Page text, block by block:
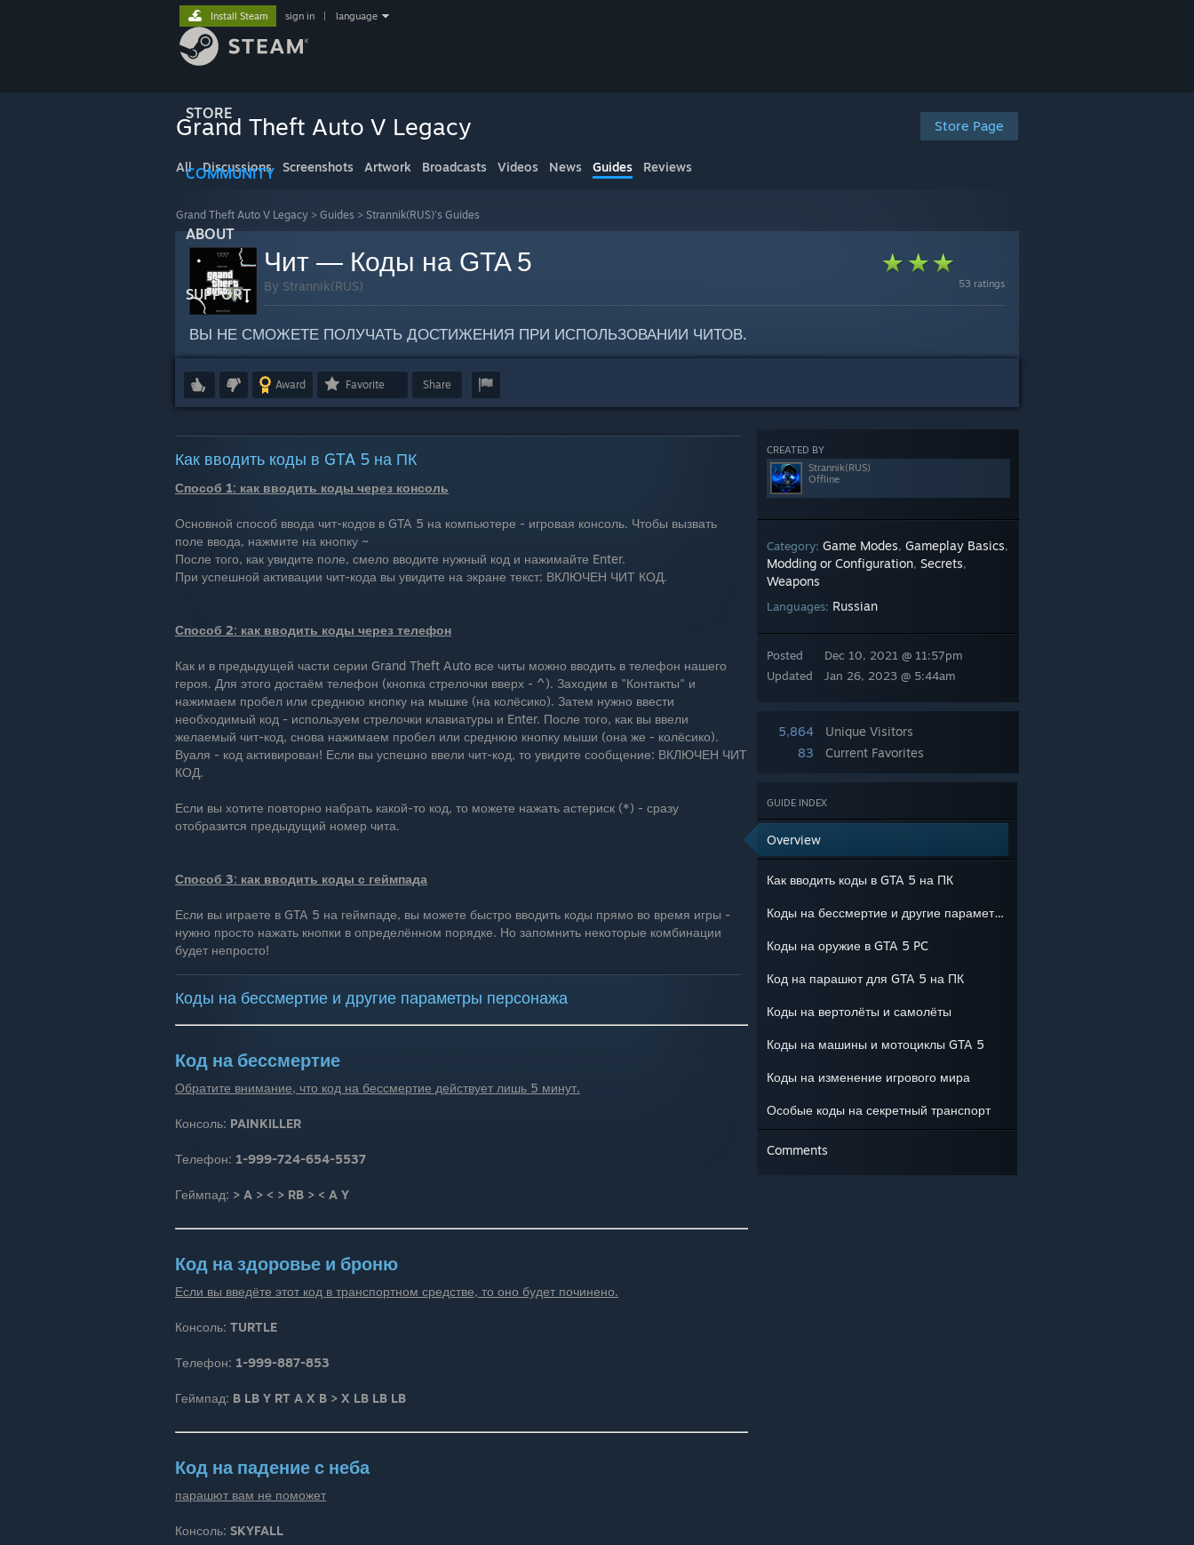
STORE
COMMUNITY
ABOUT
SUPPORT
Install Steam sign in language
Store Page
Grand Theft Auto V Legacy
All Discussions Screenshots Artwork Broadcasts Videos News Guides Reviews
Grand Theft Auto V Legacy > Guides > Strannik(RUS)'s Guides
53 ratings
Чит — Коды на GTA 5
By Strannik(RUS)
ВЫ НЕ СМОЖЕТЕ ПОЛУЧАТЬ ДОСТИЖЕНИЯ ПРИ ИСПОЛЬЗОВАНИИ ЧИТОВ.
Award Favorite Share
CREATED BY
Strannik(RUS)
Offline
Category: Game Modes, Gameplay Basics,
Modding or Configuration, Secrets,
Weapons
Languages: Russian
Posted
Updated
Dec 10, 2021 @ 11:57pm
Jan 26, 2023 @ 5:44am
5,864
Unique Visitors
83
Current Favorites
GUIDE INDEX
Overview
Как вводить коды в GTA 5 на ПК
Коды на бессмертие и другие параметры персонажа
Коды на оружие в GTA 5 PC
Код на парашют для GTA 5 на ПК
Коды на вертолёты и самолёты
Коды на машины и мотоциклы GTA 5
Коды на изменение игрового мира
Особые коды на секретный транспорт
Comments
Как вводить коды в GTA 5 на ПК
Способ 1: как вводить коды через консоль
Основной способ ввода чит-кодов в GTA 5 на компьютере - игровая консоль. Чтобы вызвать
поле ввода, нажмите на кнопку ~
После того, как увидите поле, смело вводите нужный код и нажимайте Enter.
При успешной активации чит-кода вы увидите на экране текст: ВКЛЮЧЕН ЧИТ КОД.
Способ 2: как вводить коды через телефон
Как и в предыдущей части серии Grand Theft Auto все читы можно вводить в телефон нашего
героя. Для этого достаём телефон (кнопка стрелочки вверх - ^). Заходим в "Контакты" и
нажимаем пробел или среднюю кнопку на мышке (на колёсико). Затем нужно ввести
необходимый код - используем стрелочки клавиатуры и Enter. После того, как вы ввели
желаемый чит-код, снова нажимаем пробел или среднюю кнопку мыши (она же - колёсико).
Вуаля - код активирован! Если вы успешно ввели чит-код, то увидите сообщение: ВКЛЮЧЕН ЧИТ
КОД.
Если вы хотите повторно набрать какой-то код, то можете нажать астериск (*) - сразу
отобразится предыдущий номер чита.
Способ 3: как вводить коды с геймпада
Если вы играете в GTA 5 на геймпаде, вы можете быстро вводить коды прямо во время игры -
нужно просто нажать кнопки в определённом порядке. Но запомнить некоторые комбинации
будет непросто!
Коды на бессмертие и другие параметры персонажа
Код на бессмертие
Обратите внимание, что код на бессмертие действует лишь 5 минут.
Консоль: PAINKILLER
Телефон: 1-999-724-654-5537
Геймпад: > A > < > RB > < A Y
Код на здоровье и броню
Если вы введёте этот код в транспортном средстве, то оно будет починено.
Консоль: TURTLE
Телефон: 1-999-887-853
Геймпад: B LB Y RT A X B > X LB LB LB
Код на падение с неба
парашют вам не поможет
Консоль: SKYFALL